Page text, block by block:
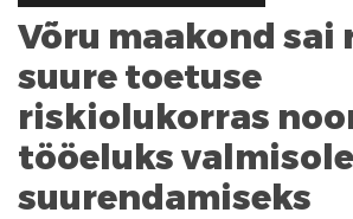
Võru maakond
suure toetuse
riskiolukorras
tööeluks
suurendamiseks